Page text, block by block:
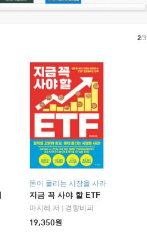
돈이 몰리는 시장을 사라
지금 꼭 사야 할 ETF
마지혜 저
경향비피
19,350원
2/3